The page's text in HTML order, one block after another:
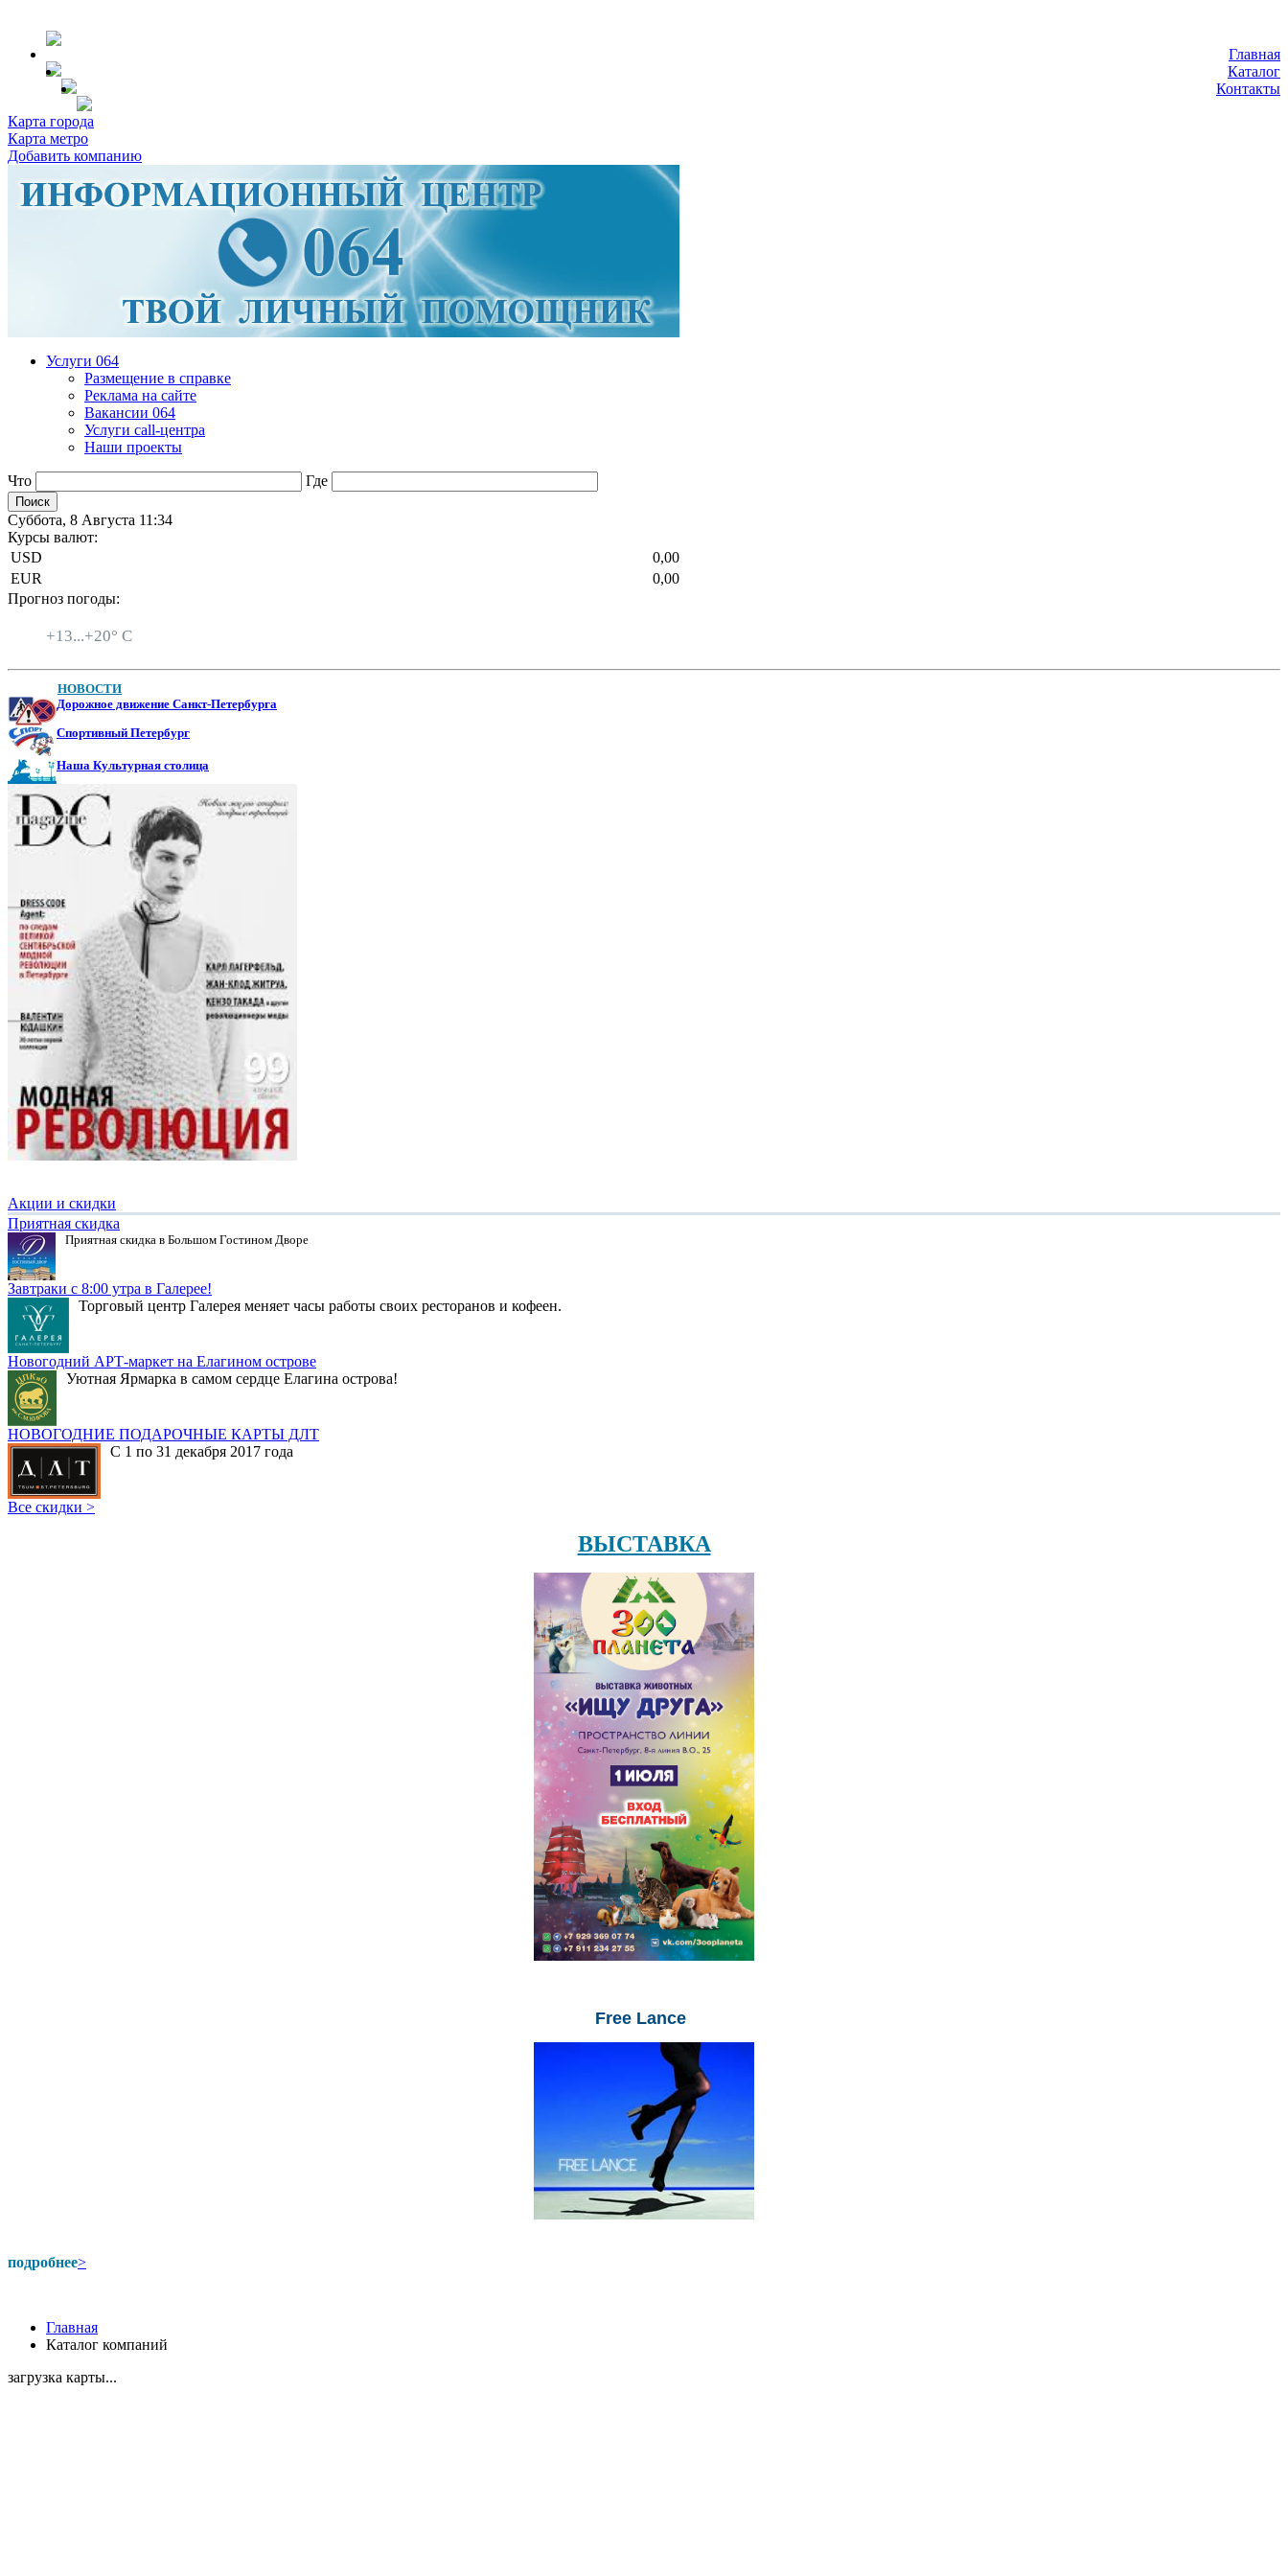
Главная
Каталог
Контакты
Карта города
Карта метро
Добавить компанию
Услуги 064
Размещение в справке
Реклама на сайте
Вакансии 064
Услуги call-центра
Наши проекты
Что Где
Суббота, 8 Августа 11:34
Курсы валют:
USD
0,00
EUR
0,00
Прогноз погоды:
+13...+20° C
НОВОСТИ
Дорожное движение Санкт-Петербурга
Спортивный Петербург
Наша Культурная столица
Акции и скидки
Приятная скидка
Приятная скидка в Большом Гостином Дворе
Завтраки с 8:00 утра в Галерее!
Торговый центр Галерея меняет часы работы своих ресторанов и кофеен.
Новогодний АРТ-маркет на Елагином острове
Уютная Ярмарка в самом сердце Елагина острова!
НОВОГОДНИЕ ПОДАРОЧНЫЕ КАРТЫ ДЛТ
С 1 по 31 декабря 2017 года
Все скидки >
ВЫСТАВКА
Free Lance
подробнее>
Главная
Каталог компаний
загрузка карты...